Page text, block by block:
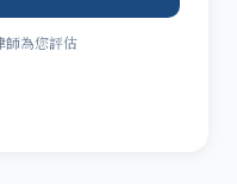
師為您評估